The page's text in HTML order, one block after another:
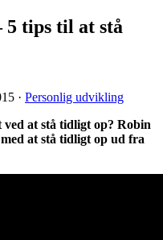
5 tips til at stå
· Personlig udvikling
at stå tidligt op? Robin
at stå tidligt op ud fra